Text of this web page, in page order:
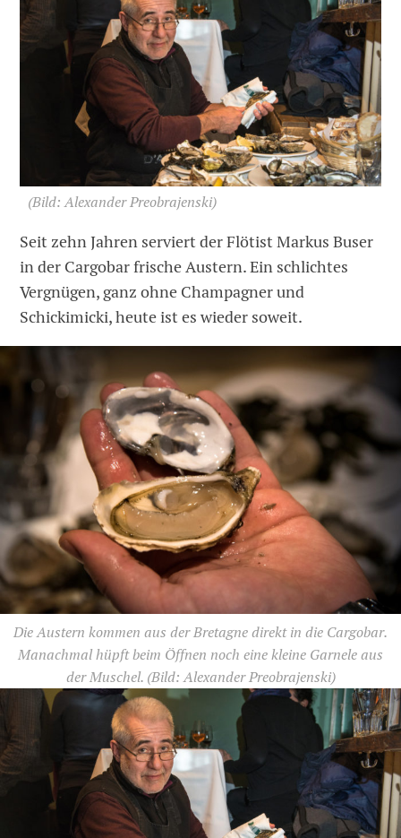
(Bild: Alexander Preobrajenski)
Seit zehn Jahren serviert der Flötist Markus Buser
in der Cargobar frische Austern. Ein schlichtes
Vergnügen, ganz ohne Champagner und
Schickimicki, heute ist es wieder soweit.
Die Austern kommen aus der Bretagne direkt in die Cargobar.
Manachmal hüpft beim Öffnen noch eine kleine Garnele aus
der Muschel.(Bild: Alexander Preobrajenski)